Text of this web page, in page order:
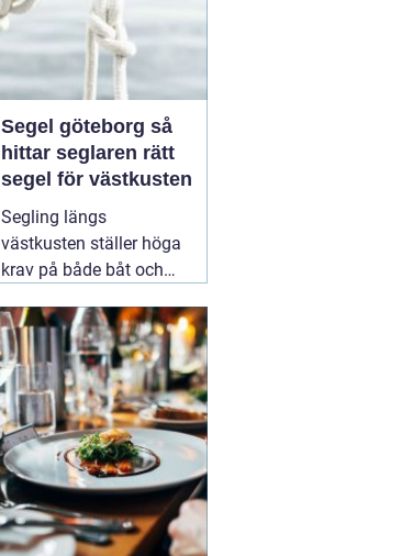
Segel göteborg så
hittar seglaren rätt
segel för västkusten
Segling längs
västkusten ställer höga
krav på både båt och
skiftar snabbt, sjön
bygger upp brantare
vågor än i skärgårdar
innanför, och säsongen
lockar allt från
semesterseglare till
målmedvetna
kappseglare. För den
som08 augusti 2026